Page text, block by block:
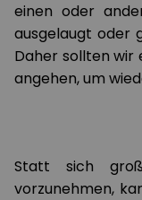
einen oder
ausgelaugt oder
Daher sollten wir
angehen, um
Statt sich
vorzunehmen,